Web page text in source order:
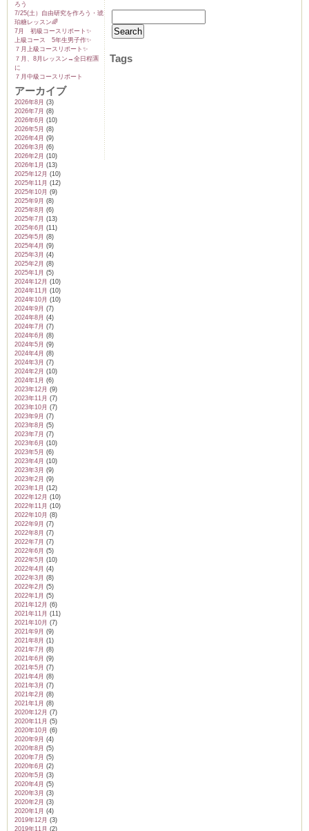
ろう
7/25(土）自由研究を作ろう・琥
珀糖レッスン🌈
7月 初級コースリポート✨️
上級コース 5年生男子作✨️
７月上級コースリポート✨️
７月、8月レッスン→全日程🈵
に
７月中級コースリポート
アーカイブ
2026年8月 (3)
2026年7月 (8)
2026年6月 (10)
2026年5月 (8)
2026年4月 (9)
2026年3月 (6)
2026年2月 (10)
2026年1月 (13)
2025年12月 (10)
2025年11月 (12)
2025年10月 (9)
2025年9月 (8)
2025年8月 (6)
2025年7月 (13)
2025年6月 (11)
2025年5月 (8)
2025年4月 (9)
2025年3月 (4)
2025年2月 (8)
2025年1月 (5)
2024年12月 (10)
2024年11月 (10)
2024年10月 (10)
2024年9月 (7)
2024年8月 (4)
2024年7月 (7)
2024年6月 (8)
2024年5月 (9)
2024年4月 (8)
2024年3月 (7)
2024年2月 (10)
2024年1月 (6)
2023年12月 (9)
2023年11月 (7)
2023年10月 (7)
2023年9月 (7)
2023年8月 (5)
2023年7月 (7)
2023年6月 (10)
2023年5月 (6)
2023年4月 (10)
2023年3月 (9)
2023年2月 (9)
2023年1月 (12)
2022年12月 (10)
2022年11月 (10)
2022年10月 (8)
2022年9月 (7)
2022年8月 (7)
2022年7月 (7)
2022年6月 (5)
2022年5月 (10)
2022年4月 (4)
2022年3月 (8)
2022年2月 (5)
2022年1月 (5)
2021年12月 (6)
2021年11月 (11)
2021年10月 (7)
2021年9月 (9)
2021年8月 (1)
2021年7月 (8)
2021年6月 (9)
2021年5月 (7)
2021年4月 (8)
2021年3月 (7)
2021年2月 (8)
2021年1月 (8)
2020年12月 (7)
2020年11月 (5)
2020年10月 (6)
2020年9月 (4)
2020年8月 (5)
2020年7月 (5)
2020年6月 (2)
2020年5月 (3)
2020年4月 (5)
2020年3月 (3)
2020年2月 (3)
2020年1月 (4)
2019年12月 (3)
2019年11月 (2)
Tags